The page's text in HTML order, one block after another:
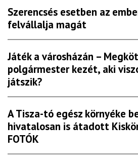
Szerencsés esetben az
felvállalja magát
Játék a városházán –
polgármester kezét, aki
játszik?
A Tisza-tó egész környéke
hivatalosan is átadott
FOTÓK